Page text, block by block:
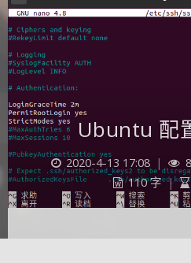
夜间模式
关闭
Ubuntu 配
2020-4-13 17:08 |
110 字 |